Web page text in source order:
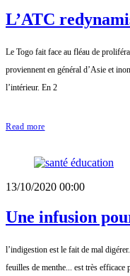
L’ATC
Le Togo fait face au fléau de
proviennent en général d’Asie et
l’intérieur. En 2
Read more
13/10/2020 00:00
Une infusion
l’indigestion est le fait de mal
feuilles de menthe... est très efficace